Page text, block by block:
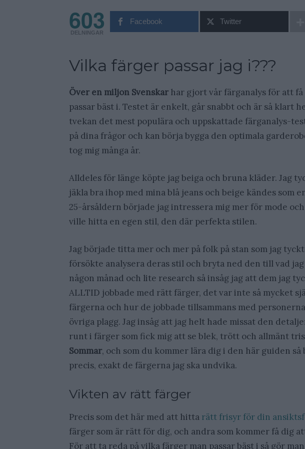
603
DELNINGAR
Facebook Twitter
Vilka färger passar jag i???
Över en miljon Svenskarhar gjort vår färganalys för att få
passar bäst i. Testet är enkelt, går snabbt och är så klart
tvekan det mest populära och uppskattade färganalys-
på dina frågor och kan börja bygga den optimala
tog mig många år.
Alldeles för länge köpte jag beiga och bruna kläder. Jag
jäkla bra ihop med mina blå jeans och beige kändes som
25-årsåldern började jag intressera mig mer för mode
ville hitta en egen stil, den där perfekta stilen.
Jag började titta mer och mer på folk på stan som jag
försökte analysera deras stil och bryta ned den till vad
någon månad och lite research så insåg jag att dem jag
ALLTID jobbade med rätt färger, det var inte så mycket
färgerna och hur de jobbade tillsammans med
övriga plagg. Jag insåg att jag helt hade missat den
runt i färger som fick mig att se blek, trött och allmänt
Sommar, och som du kommer lära dig i den här guiden
precis, exakt de färgerna jag ska undvika.
Vikten av rätt färger
Precis som det här med att hitta rätt frisyr för din
färger som är rätt för dig, och andra som kommer få dig
För att ta reda på vilka färger man passar bäst i så gör